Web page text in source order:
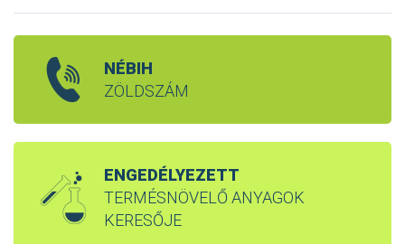
NÉBIH
ZÖLDSZÁM
ENGEDÉLYEZETT
TERMÉSNÖVELŐ ANYAGOK
KERESŐJE